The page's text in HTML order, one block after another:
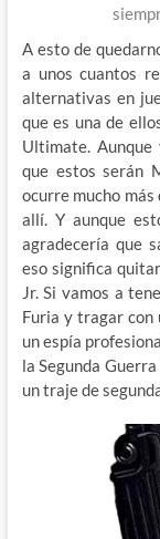
A esto de
a unos cuantos
alternativas en
que es una de
Ultimate. Aunque
que estos serán
ocurre mucho
allí. Y aunque
agradecería que
eso significa
Jr. Si vamos a
Furia y tragar con
un espía
la Segunda
un traje de